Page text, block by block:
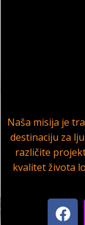
Naša misija je
destinaciju za
različite
kvalitet života